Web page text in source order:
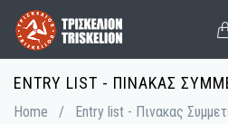
Skip
main
content
ENTRY LIST - ΠΙΝΑΚΑΣ
Breadcrumb
Home / Entry list - Πινακας